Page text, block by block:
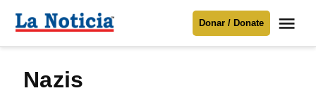
Para mantenerte informado necesitamos
contenido
Noticia
Donar / Donate
Nazis